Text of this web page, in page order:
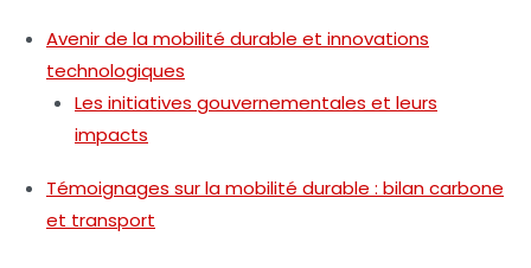
Avenir de la mobilité durable et innovations
technologiques
Les initiatives gouvernementales et leurs
impacts
Témoignages sur la mobilité durable : bilan carbone
et transport